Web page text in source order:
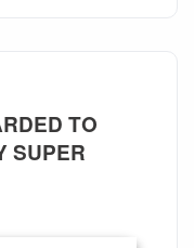
TO
SUPER